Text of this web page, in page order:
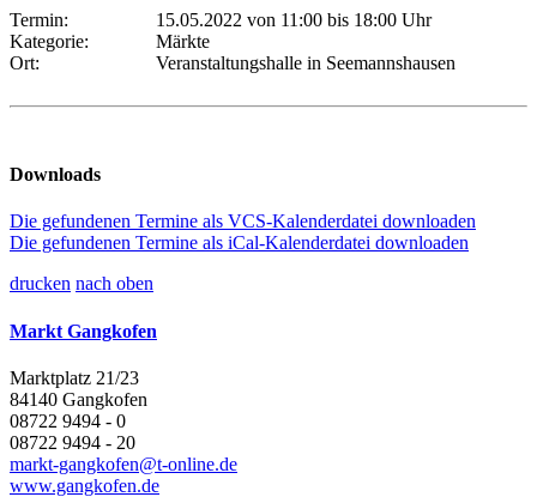
Termin: 15.05.2022 von 11:00 bis 18:00 Uhr
Kategorie:
Märkte
Ort:
Veranstaltungshalle in Seemannshausen
Downloads
Die gefundenen Termine als VCS-Kalenderdatei downloaden
Die gefundenen Termine als iCal-Kalenderdatei downloaden
drucken nach oben
Markt Gangkofen
Marktplatz 21/23
84140 Gangkofen
08722 9494 - 0
08722 9494 - 20
markt-gangkofen@t-online.de
www.gangkofen.de